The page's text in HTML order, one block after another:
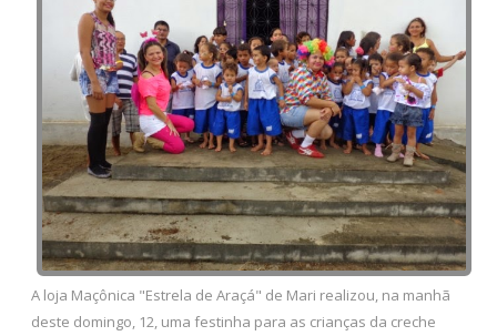
A loja Maçônica "Estrela de Araçá" de Mari realizou, na manhã
deste domingo, 12, uma festinha para as crianças da creche